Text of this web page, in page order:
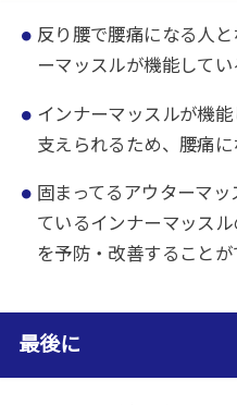
反り腰で腰痛になる人
ーマッスルが機能してい
インナーマッスルが機
支えられるため、腰痛に
固まってるアウターマ
ているインナーマッス
を予防・改善することが
最後に